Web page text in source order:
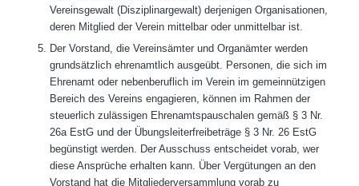
Vereinsgewalt (Disziplinargewalt) derjenigen Organisationen,
deren Mitglied der Verein mittelbar oder unmittelbar ist.
Der Vorstand, die Vereinsämter und Organämter werden
grundsätzlich ehrenamtlich ausgeübt. Personen, die sich im
Ehrenamt oder nebenberuflich im Verein im gemeinnützigen
Bereich des Vereins engagieren, können im Rahmen der
steuerlich zulässigen Ehrenamtspauschalen gemäß § 3 Nr.
26a EstG und der Übungsleiterfreibeträge § 3 Nr. 26 EstG
begünstigt werden. Der Ausschuss entscheidet vorab, wer
diese Ansprüche erhalten kann. Über Vergütungen an den
Vorstand hat die Mitgliederversammlung vorab zu